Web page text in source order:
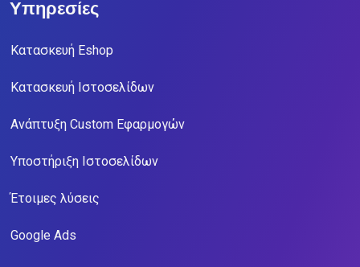
Υπηρεσίες
Κατασκευή Eshop
Κατασκευή Ιστοσελίδων
Ανάπτυξη Custom Εφαρμογών
Υποστήριξη Ιστοσελίδων
Έτοιμες λύσεις
Google Ads